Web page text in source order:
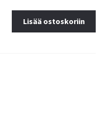
Lisää ostoskoriin